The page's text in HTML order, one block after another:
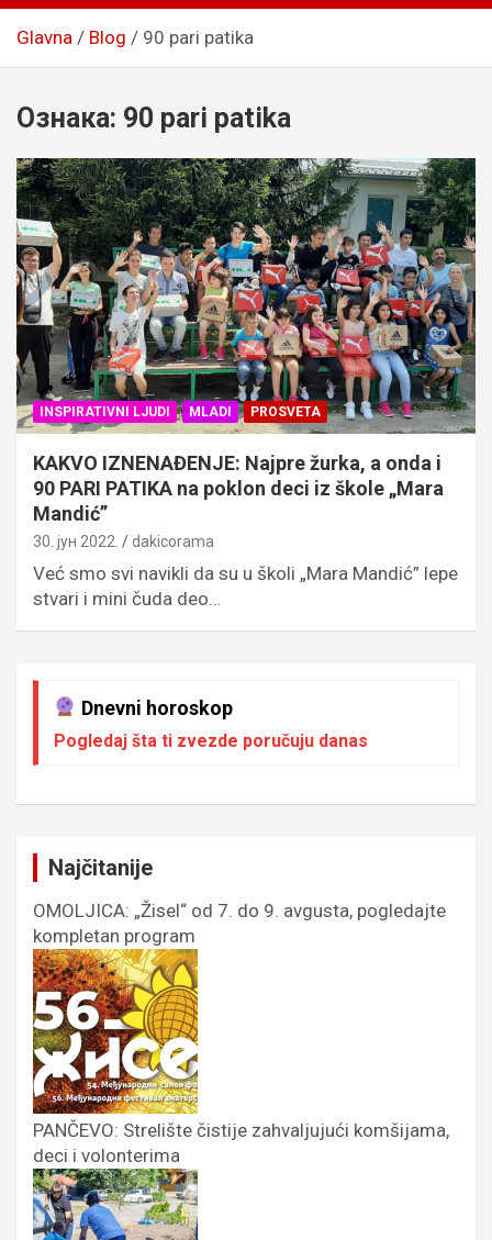
Glavna Blog 90 pari patika
Ознака: 90 pari patika
INSPIRATIVNI LJUDI MLADI PROSVETA
KAKVO IZNENAĐENJE: Najpre žurka, a onda i
90 PARI PATIKA na poklon deci iz škole „Mara
Mandić”
30. јун 2022. dakicorama
Već smo svi navikli da su u školi „Mara Mandić” lepe
stvari i mini čuda deo…
Dnevni horoskop
Pogledaj šta ti zvezde poručuju danas
Najčitanije
OMOLJICA: „Žisel“ od 7. do 9. avgusta, pogledajte
kompletan program
PANČEVO: Strelište čistije zahvaljujući komšijama,
deci i volonterima